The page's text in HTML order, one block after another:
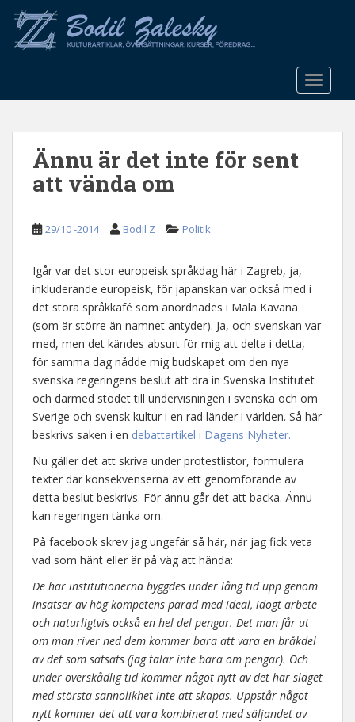
o
Ännu är det inte för sent
att vända om
29/10 -2014 Bodil Z Politik
Igår var det stor europeisk språkdag här i Zagreb, ja,
inkluderande europeisk, för japanskan var också med i
det stora språkkafé som anordnades i Mala Kavana
(som är större än namnet antyder). Ja, och svenskan var
med, men det kändes absurt för mig att delta i detta,
för samma dag nådde mig budskapet om den nya
svenska regeringens beslut att dra in Svenska Institutet
och därmed stödet till undervisningen i svenska och om
Sverige och svensk kultur i en rad länder i världen. Så här
beskrivs saken i en debattartikel i Dagens Nyheter.
Nu gäller det att skriva under protestlistor, formulera
texter där konsekvenserna av ett genomförande av
detta beslut beskrivs. För ännu går det att backa. Ännu
kan regeringen tänka om.
På facebook skrev jag ungefär så här, när jag fick veta
vad som hänt eller är på väg att hända:
De här institutionerna byggdes under lång tid upp genom
insatser av hög kompetens parad med ideal, idogt arbete
och naturligtvis också en hel del pengar. Det man får ut
om man river ned dem kommer bara att vara en bråkdel
av det som satsats (jag talar inte bara om pengar). Och
under överskådlig tid kommer något nytt av det här slaget
med största sannolikhet inte att skapas. Uppstår något
nytt kommer det att vara kombinerat med säljandet av